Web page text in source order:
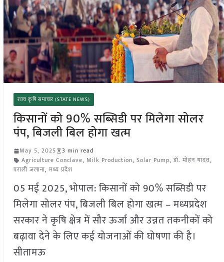
राज्य कृषि समाचार (STATE NEWS)
किसानों को 90% सब्सिडी पर मिलेगा सोलर
पंप, बिजली बिल होगा खत्म
May 5, 2025
3 min read
Agriculture Conclave, Milk Production, Solar Pump, डॉ. मोहन यादव,
पराली जलाना, मध्य प्रदेश
05 मई 2025, भोपाल: किसानों को 90% सब्सिडी पर
मिलेगा सोलर पंप, बिजली बिल होगा खत्म – मध्यप्रदेश
सरकार ने कृषि क्षेत्र में सौर ऊर्जा और उन्नत तकनीकों को
बढ़ावा देने के लिए कई योजनाओं की घोषणा की है।
सीतामऊ